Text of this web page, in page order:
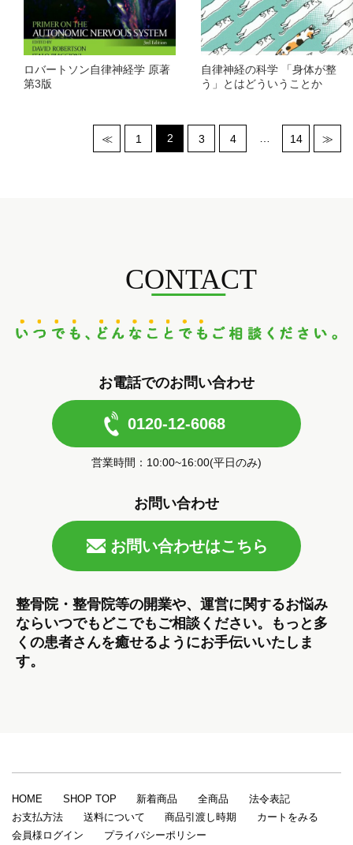
ロバートソン自律神経学 原著
第3版
自律神経の科学 「身体が整
う」とはどういうことか
≪ 1 2 3 4 14 ≫
CONTACT
お電話でのお問い合わせ
0120-12-6068
営業時間：10:00~16:00(平日のみ)
お問い合わせ
お問い合わせはこちら
整骨院・整骨院等の開業や、運営に関するお悩み
ならいつでもどこでもご相談ください。もっと多
くの患者さんを癒せるようにお手伝いいたしま
す。
HOME SHOP TOP 新着商品 全商品
法令表記
お支払方法
送料について 商品引渡し時期
カートをみる
会員様ログイン
プライバシーポリシー